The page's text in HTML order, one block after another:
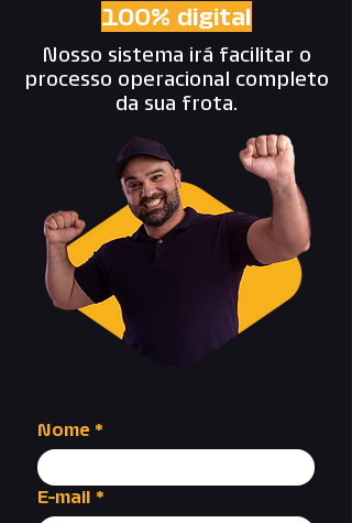
100% digital
Nosso sistema irá facilitar o
processo operacional completo
da sua frota.
Nome *
E-mail *